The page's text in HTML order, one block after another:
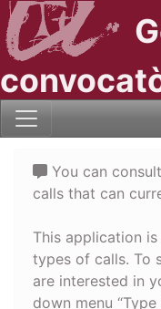
You can
calls that can
This application
types of calls. To
are interested in
down menu